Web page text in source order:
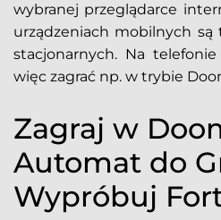
wybranej przeglądarce
urządzeniach mobilnych
stacjonarnych. Na
więc zagrać np. w trybie
Zagraj w
Automat do
Wypróbuj